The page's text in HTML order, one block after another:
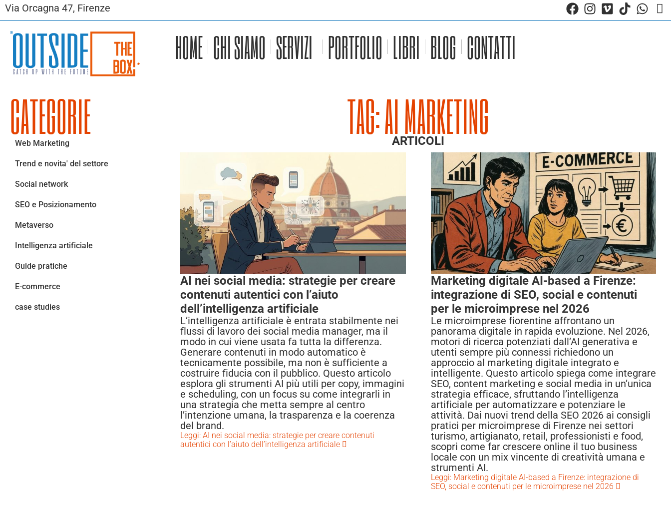
Via Orcagna 47, Firenze
HOME CHI SIAMO SERVIZI PORTFOLIO LIBRI BLOG CONTATTI
TAG: AI MARKETING
ARTICOLI
AI nei social media: strategie per creare
contenuti autentici con l’aiuto
dell’intelligenza artificiale
L’intelligenza artificiale è entrata stabilmente nei
flussi di lavoro dei social media manager, ma il
modo in cui viene usata fa tutta la differenza.
Generare contenuti in modo automatico è
tecnicamente possibile, ma non è sufficiente a
costruire fiducia con il pubblico. Questo articolo
esplora gli strumenti AI più utili per copy, immagini
e scheduling, con un focus su come integrarli in
una strategia che metta sempre al centro
l’intenzione umana, la trasparenza e la coerenza
del brand.
Leggi: AI nei social media: strategie per creare contenuti
autentici con l’aiuto dell’intelligenza artificiale
Marketing digitale AI-based a Firenze:
integrazione di SEO, social e contenuti
per le microimprese nel 2026
Le microimprese fiorentine affrontano un
panorama digitale in rapida evoluzione. Nel 2026,
motori di ricerca potenziati dall’AI generativa e
utenti sempre più connessi richiedono un
approccio al marketing digitale integrato e
intelligente. Questo articolo spiega come integrare
SEO, content marketing e social media in un’unica
strategia efficace, sfruttando l’intelligenza
artificiale per automatizzare e potenziare le
attività. Dai nuovi trend della SEO 2026 ai consigli
pratici per microimprese di Firenze nei settori
turismo, artigianato, retail, professionisti e food,
scopri come far crescere online il tuo business
locale con un mix vincente di creatività umana e
strumenti AI.
Leggi: Marketing digitale AI-based a Firenze: integrazione di
SEO, social e contenuti per le microimprese nel 2026
CATEGORIE
Web Marketing
Trend e novita' del settore
Social network
SEO e Posizionamento
Metaverso
Intelligenza artificiale
Guide pratiche
E-commerce
case studies